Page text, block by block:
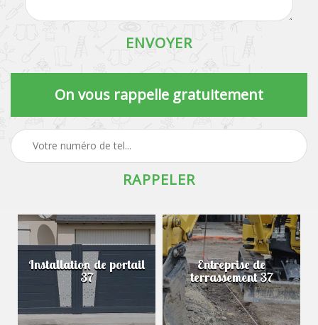
On vous rappelle gratuitement
Installation de portail
37
Entreprise de
terrassement 37